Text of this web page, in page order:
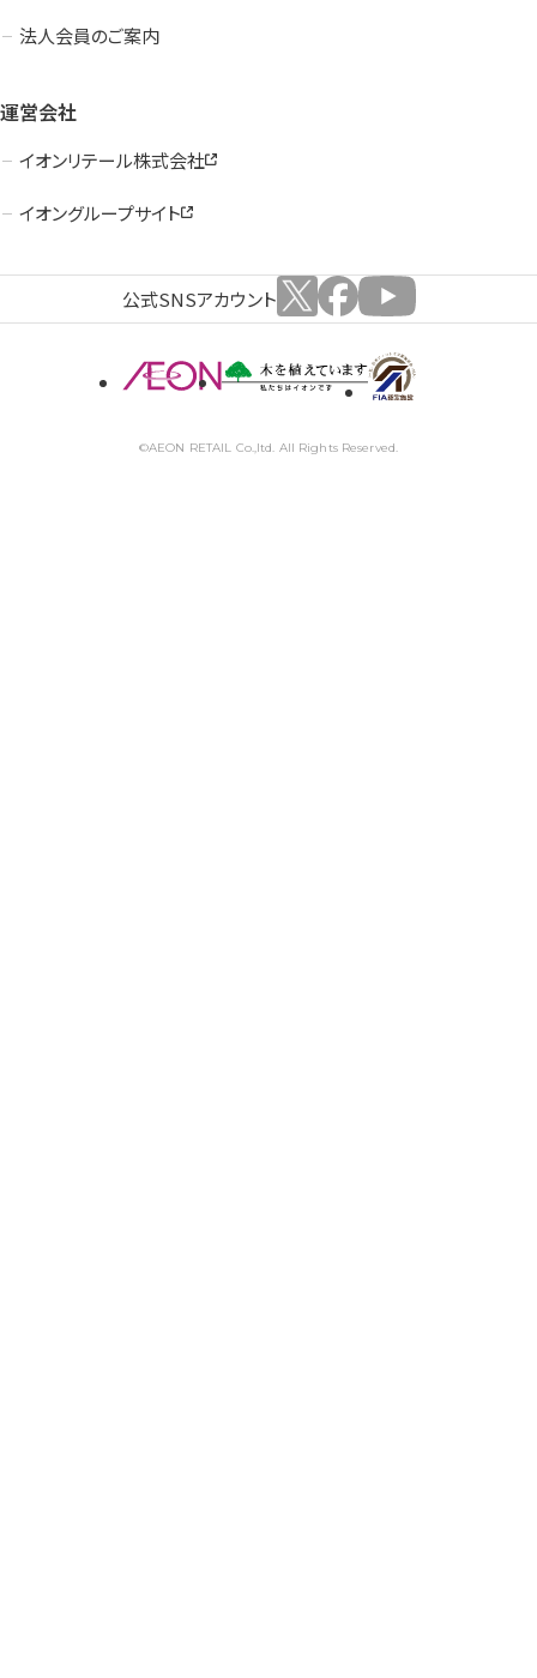
法人会員のご案内
運営会社
イオンリテール株式会社
イオングループサイト
公式SNSアカウント
©AEON RETAIL Co.,ltd. All Rights Reserved.